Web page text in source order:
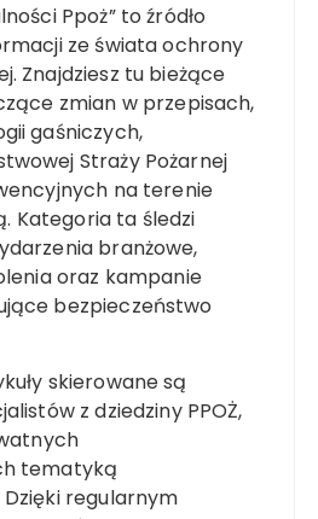
Ppoż” to źródło
ze świata ochrony
Znajdziesz tu bieżące
zmian w przepisach,
gaśniczych,
Straży Pożarnej
na terenie
Kategoria ta śledzi
branżowe,
oraz kampanie
bezpieczeństwo
skierowane są
z dziedziny PPOŻ,
tematyką
regularnym